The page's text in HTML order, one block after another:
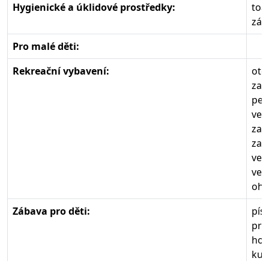
Hygienické a úklidové prostředky:
Pro malé děti:
Rekreační vybavení:
Zábava pro děti: